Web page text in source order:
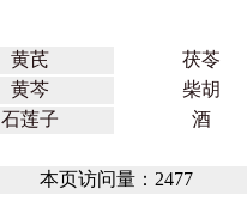
黄芪
茯苓
黄芩
柴胡
石莲子 酒
本页访问量：2477